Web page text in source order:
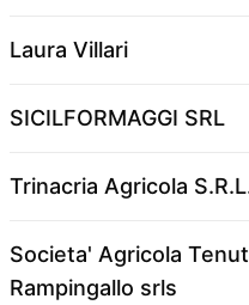
Laura Villari
SICILFORMAGGI SRL
Trinacria Agricola
Societa' Agricola
Rampingallo srls